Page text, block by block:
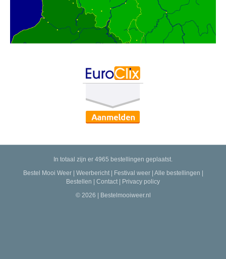
In totaal zijn er 4965 bestellingen geplaatst.
Bestel Mooi Weer| Weerbericht| Festival weer| Alle bestellingen |
Bestellen | Contact | Privacy policy
© 2026 | Bestelmooiweer.nl